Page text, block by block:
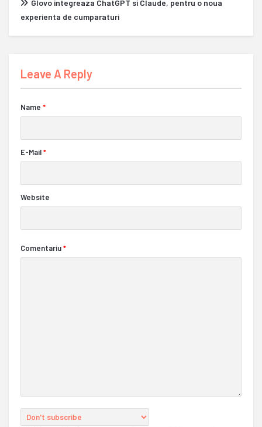
Glovo integreaza ChatGPT si Claude, pentru o noua
experienta de cumparaturi
Leave A Reply
Name *
E-Mail*
Website
Comentariu*